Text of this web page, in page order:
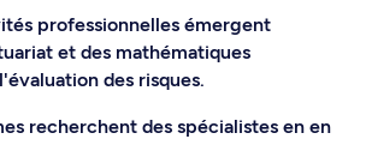
professionnelles émergent
et des mathématiques
des risques.
recherchent des spécialistes en en